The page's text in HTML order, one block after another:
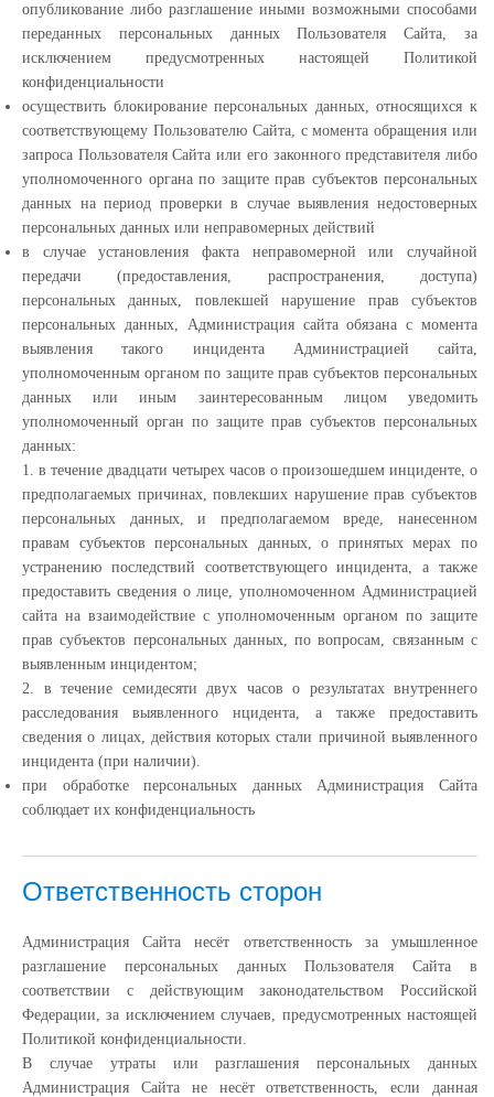
опубликование либо разглашение иными возможными способами
переданных персональных данных Пользователя Сайта, за
исключением предусмотренных настоящей Политикой
конфиденциальности
осуществить блокирование персональных данных, относящихся к
соответствующему Пользователю Сайта, с момента обращения или
запроса Пользователя Сайта или его законного представителя либо
уполномоченного органа по защите прав субъектов персональных
данных на период проверки в случае выявления недостоверных
персональных данных или неправомерных действий
в случае установления факта неправомерной или случайной
передачи (предоставления, распространения, доступа)
персональных данных, повлекшей нарушение прав субъектов
персональных данных, Администрация сайта обязана с момента
выявления такого инцидента Администрацией сайта,
уполномоченным органом по защите прав субъектов персональных
данных или иным заинтересованным лицом уведомить
уполномоченный орган по защите прав субъектов персональных
данных:
1. в течение двадцати четырех часов о произошедшем инциденте, о
предполагаемых причинах, повлекших нарушение прав субъектов
персональных данных, и предполагаемом вреде, нанесенном
правам субъектов персональных данных, о принятых мерах по
устранению последствий соответствующего инцидента, а также
предоставить сведения о лице, уполномоченном Администрацией
сайта на взаимодействие с уполномоченным органом по защите
прав субъектов персональных данных, по вопросам, связанным с
выявленным инцидентом;
2. в течение семидесяти двух часов о результатах внутреннего
расследования выявленного нцидента, а также предоставить
сведения о лицах, действия которых стали причиной выявленного
инцидента (при наличии).
при обработке персональных данных Администрация Сайта
соблюдает их конфиденциальность
Ответственность сторон
Администрация Сайта несёт ответственность за умышленное
разглашение персональных данных Пользователя Сайта в
соответствии с действующим законодательством Российской
Федерации, за исключением случаев, предусмотренных настоящей
Политикой конфиденциальности.
В случае утраты или разглашения персональных данных
Администрация Сайта не несёт ответственность, если данная